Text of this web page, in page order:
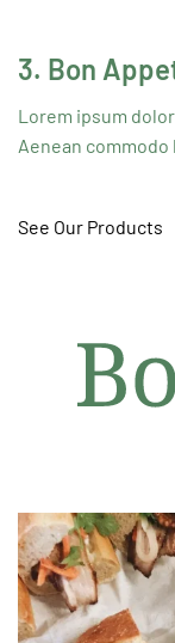
3. Bon
Lorem ipsum
Aenean commodo
See Our Products